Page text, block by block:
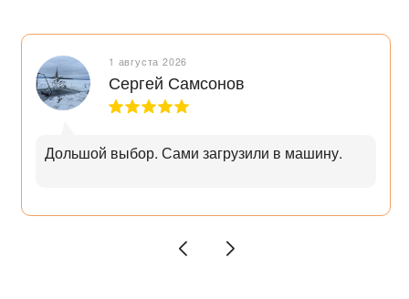
1 августа 2026
Сергей Самсонов
Дольшой выбор. Сами загрузили в машину.